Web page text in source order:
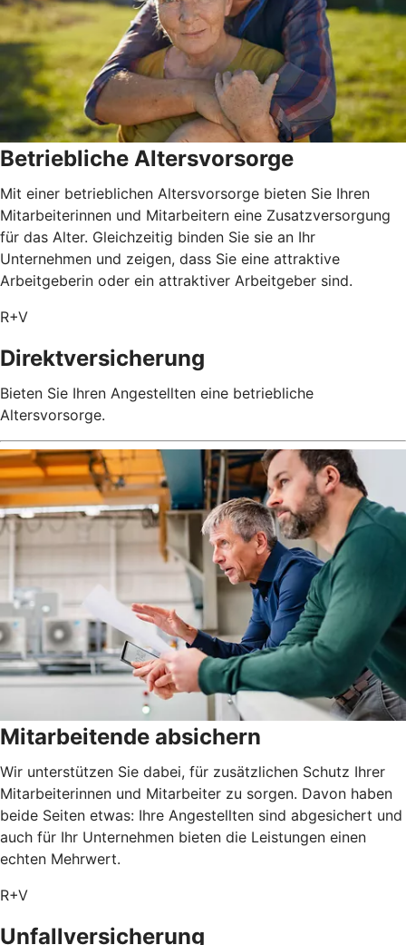
Betriebliche Altersvorsorge
Mit einer betrieblichen Altersvorsorge bieten Sie Ihren
Mitarbeiterinnen und Mitarbeitern eine Zusatzversorgung
für das Alter. Gleichzeitig binden Sie sie an Ihr
Unternehmen und zeigen, dass Sie eine attraktive
Arbeitgeberin oder ein attraktiver Arbeitgeber sind.
R+V
Direktversicherung
Bieten Sie Ihren Angestellten eine betriebliche
Altersvorsorge.
Mitarbeitende absichern
Wir unterstützen Sie dabei, für zusätzlichen Schutz Ihrer
Mitarbeiterinnen und Mitarbeiter zu sorgen. Davon haben
beide Seiten etwas: Ihre Angestellten sind abgesichert und
auch für Ihr Unternehmen bieten die Leistungen einen
echten Mehrwert.
R+V
Unfallversicherung